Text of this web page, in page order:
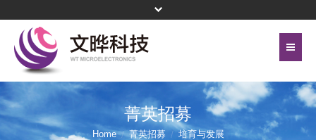
代理产品线
联络我们
菁英招募
Home 菁英招募 培育与发展